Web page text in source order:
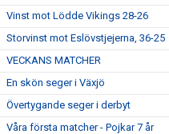
Vinst mot Lödde Vikings 28-26
Storvinst mot Eslövstjejerna, 36-25
VECKANS MATCHER
En skön seger i Växjö
Övertygande seger i derbyt
Våra första matcher - Pojkar 7 år